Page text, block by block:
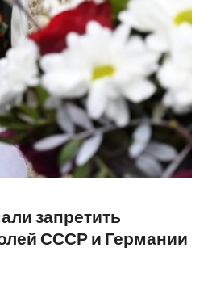
запретить
СССР и Германии